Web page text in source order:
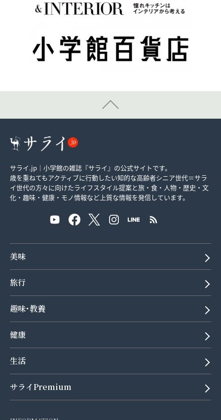
サライ.jp｜小学館の雑誌『サライ』の公式サイトです。
歳を重ねてもアクティブに行動したい知的な高齢者シニア世代＝サラ
イ世代の方々に向けたライフスタイル提案と旅・食・人物・歴史・文
化・趣味・健康・モノ情報など上質な情報を発信しています。
美味
旅行
趣味･教養
健康
生活
サライPremium